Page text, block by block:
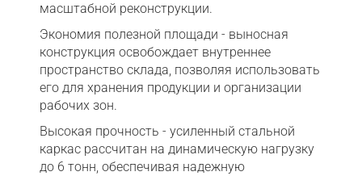
масштабной реконструкции.
Экономия полезной площади - выносная
конструкция освобождает внутреннее
пространство склада, позволяя использовать
его для хранения продукции и организации
рабочих зон.
Высокая прочность - усиленный стальной
каркас рассчитан на динамическую нагрузку
до 6 тонн, обеспечивая надежную